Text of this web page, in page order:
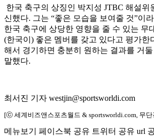
한국 축구의 상징인 박지성 JTBC 해설위
신했다. 그는 “좋은 모습을 보여줄 것”이
한국 축구에 상당한 영향을 줄 수 있는 무
(한국이) 좋은 멤버를 갖고 있다고 평가한
해서 경기하면 충분히 원하는 결과를 거
말했다.
최서진 기자 westjin@sportsworldi.com
[ⓒ 세계비즈앤스포츠월드 & sportsworldi.com, 무
메뉴보기 페이스북 공유 트위터 공유 url